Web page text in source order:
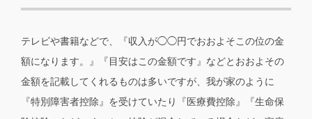
テレビや書籍などで、『収入が◯◯円でおおよそこの位の金
額になります。』『目安はこの金額です』などとおおよその
金額を記載してくれるものは多いですが、我が家のように
『特別障害者控除』を受けていたり『医療費控除』『生命保